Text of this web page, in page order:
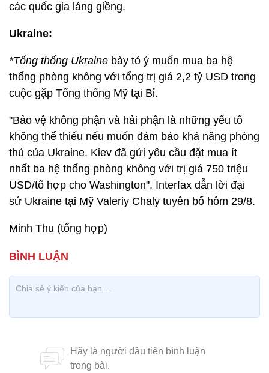
các quốc gia láng giềng.
Ukraine:
*Tổng thống Ukraine bày tỏ ý muốn mua ba hệ
thống phòng không với tổng trị giá 2,2 tỷ USD trong
cuộc gặp Tổng thống Mỹ tại Bỉ.
"Bảo vệ không phận và hải phận là những yếu tố
không thể thiếu nếu muốn đảm bảo khả năng phòng
thủ của Ukraine. Kiev đã gửi yêu cầu đặt mua ít
nhất ba hệ thống phòng không với trị giá 750 triệu
USD/tổ hợp cho Washington", Interfax dẫn lời đại
sứ Ukraine tại Mỹ Valeriy Chaly tuyên bố hôm 29/8.
Minh Thu (tổng hợp)